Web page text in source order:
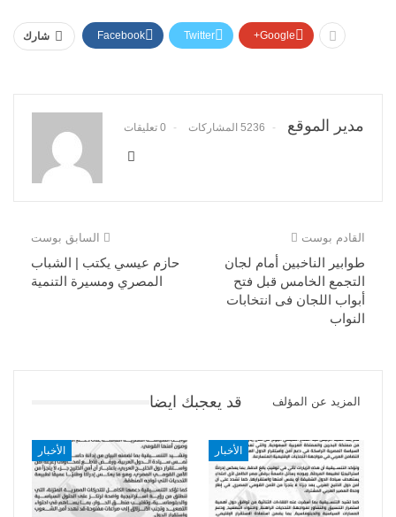
شارك Facebook Twitter Google+
مدير الموقع 5236 المشاركات 0 تعليقات
السابق بوست
حازم عيسي يكتب | الشباب
المصري ومسيرة التنمية
القادم بوست
طوابير الناخبين أمام لجان
التجمع الخامس قبل فتح
أبواب اللجان فى انتخابات
النواب
قد يعجبك ايضا المزيد عن المؤلف
الأخبار الأخبار